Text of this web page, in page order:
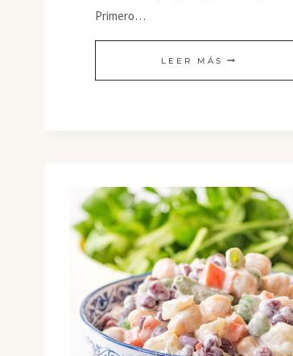
Primero…
LEER MÁS TABBOULEH
CON